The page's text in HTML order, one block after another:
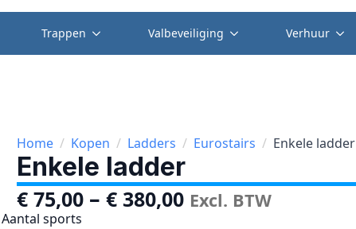
Trappen Valbeveiliging Verhuur
Home
Kopen Ladders Eurostairs Enkele ladder
Enkele ladder
€ 75,00 – € 380,00 Excl. BTW
Aantal sports